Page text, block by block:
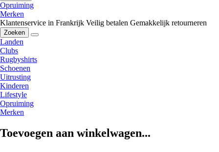
Opruiming
Merken
Klantenservice in Frankrijk Veilig betalen Gemakkelijk retourneren
Zoeken
Landen
Clubs
Rugbyshirts
Schoenen
Uitrusting
Kinderen
Lifestyle
Opruiming
Merken
Toevoegen aan winkelwagen...